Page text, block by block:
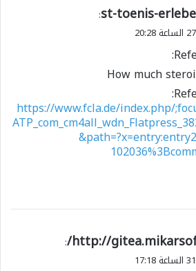
st-toenis-
:
How much
https://www.fcla.de/index.php/
http://
: